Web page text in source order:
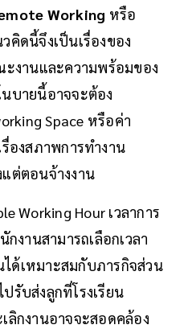
Working หรือ
คิดนี้จึงเป็นเรื่องของ
งานและความพร้อมของ
บายนี้อาจจะต้อง
Space หรือค่า
องสภาพการทำงาน
ต่ตอนจ้างงาน
Working Hour เวลาการ
งานสามารถเลือกเวลา
ได้เหมาะสมกับภารกิจส่วน
รับส่งลูกที่โรงเรียน
เลิกงานอาจจะสอดคล้อง